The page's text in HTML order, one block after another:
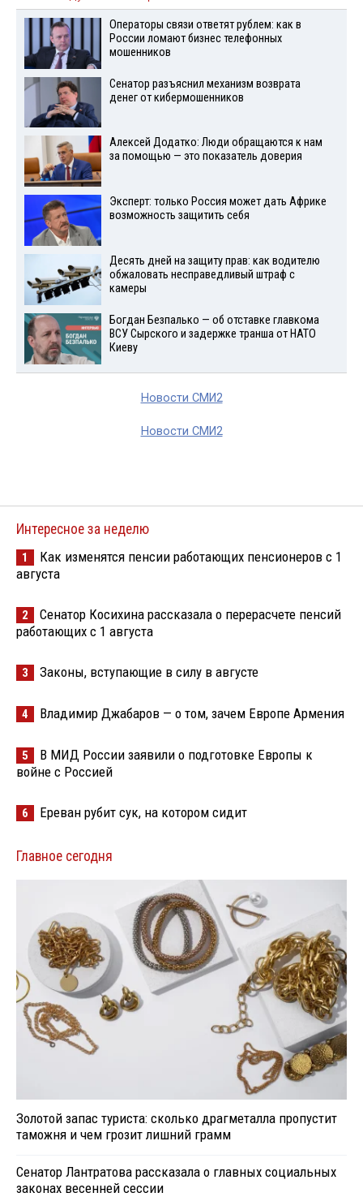
Операторы связи ответят рублем: как в
России ломают бизнес телефонных
мошенников
Сенатор разъяснил механизм возврата
денег от кибермошенников
Алексей Додатко: Люди обращаются к нам
за помощью — это показатель доверия
Эксперт: только Россия может дать Африке
возможность защитить себя
Десять дней на защиту прав: как водителю
обжаловать несправедливый штраф с
камеры
Богдан Безпалько — об отставке главкома
ВСУ Сырского и задержке транша от НАТО
Киеву
Новости СМИ2
Новости СМИ2
Интересное за неделю
1
Как изменятся пенсии работающих пенсионеров с 1
августа
2
Сенатор Косихина рассказала о перерасчете пенсий
работающих с 1 августа
3 Законы, вступающие в силу в августе
4 Владимир Джабаров — о том, зачем Европе Армения
5
В МИД России заявили о подготовке Европы к
войне с Россией
6 Ереван рубит сук, на котором сидит
Главное сегодня
Золотой запас туриста: сколько драгметалла пропустит
таможня и чем грозит лишний грамм
Сенатор Лантратова рассказала о главных социальных
законах весенней сессии